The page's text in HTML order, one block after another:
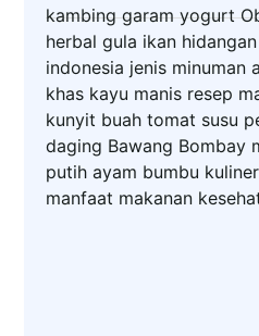
kambing garam yogurt
herbal gula ikan hidangan
indonesia jenis minuman
khas kayu manis resep
kunyit buah tomat susu
daging Bawang Bombay
putih ayam bumbu kuliner
manfaat makanan